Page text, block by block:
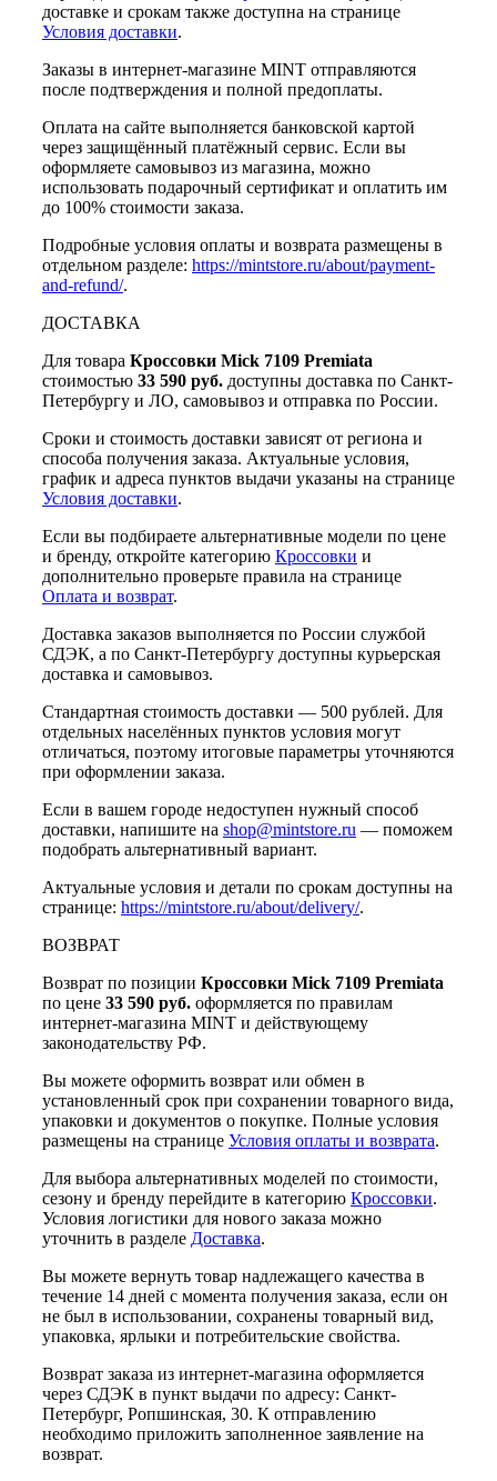
доставке и срокам также доступна на странице
Условия доставки.
Заказы в интернет-магазине MINT отправляются
после подтверждения и полной предоплаты.
Оплата на сайте выполняется банковской картой
через защищённый платёжный сервис. Если вы
оформляете самовывоз из магазина, можно
использовать подарочный сертификат и оплатить им
до 100% стоимости заказа.
Подробные условия оплаты и возврата размещены в
отдельном разделе: https://mintstore.ru/about/payment-
and-refund/.
ДОСТАВКА
Для товара Кроссовки Mick 7109 Premiata
стоимостью 33 590 руб. доступны доставка по Санкт-
Петербургу и ЛО, самовывоз и отправка по России.
Сроки и стоимость доставки зависят от региона и
способа получения заказа. Актуальные условия,
график и адреса пунктов выдачи указаны на странице
Условия доставки.
Если вы подбираете альтернативные модели по цене
и бренду, откройте категорию Кроссовки и
дополнительно проверьте правила на странице
Оплата и возврат.
Доставка заказов выполняется по России службой
СДЭК, а по Санкт-Петербургу доступны курьерская
доставка и самовывоз.
Стандартная стоимость доставки — 500 рублей. Для
отдельных населённых пунктов условия могут
отличаться, поэтому итоговые параметры уточняются
при оформлении заказа.
Если в вашем городе недоступен нужный способ
доставки, напишите на shop@mintstore.ru — поможем
подобрать альтернативный вариант.
Актуальные условия и детали по срокам доступны на
странице: https://mintstore.ru/about/delivery/.
ВОЗВРАТ
Возврат по позиции Кроссовки Mick 7109 Premiata
по цене 33 590 руб. оформляется по правилам
интернет-магазина MINT и действующему
законодательству РФ.
Вы можете оформить возврат или обмен в
установленный срок при сохранении товарного вида,
упаковки и документов о покупке. Полные условия
размещены на странице Условия оплаты и возврата.
Для выбора альтернативных моделей по стоимости,
сезону и бренду перейдите в категорию Кроссовки.
Условия логистики для нового заказа можно
уточнить в разделе Доставка.
Вы можете вернуть товар надлежащего качества в
течение 14 дней с момента получения заказа, если он
не был в использовании, сохранены товарный вид,
упаковка, ярлыки и потребительские свойства.
Возврат заказа из интернет-магазина оформляется
через СДЭК в пункт выдачи по адресу: Санкт-
Петербург, Ропшинская, 30. К отправлению
необходимо приложить заполненное заявление на
возврат.